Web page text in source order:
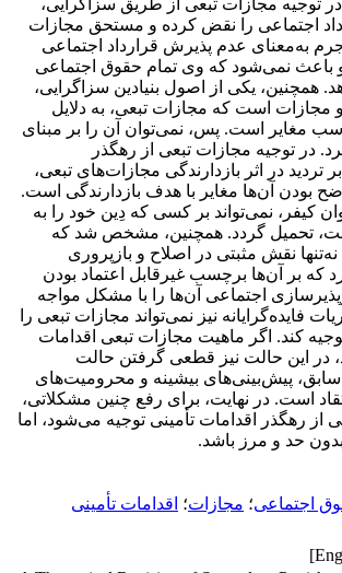
اجتماعی را نقض کرده و مستحق مجازات
به‌معنای عدم پذیرش قرارداد اجتماعی
باعث نمی‌شود که وی تمام حقوق اجتماعی
همچنین، یکی از اصول بنیادین سزاگرایی،
است که مجازات تبعی، به دلایل
مغایر است. پس، نمی‌توان آن را بر مبنای
در توجیه مجازات تبعی از رهگذر
تردید در اثر بازدارندگی مجازات‌های تبعی،
بودن آن‌ها مغایر با هدف بازدارندگی است.
کیفر، نمی‌تواند بر کسی که دِین خود را به
تحمیل گردد. همچنین، مشخص شد که
نقش مثبتی در اصلاح و بازپروری
که بر آن‌ها برچسب غیرقابل اعتماد بودن
اجتماعی آن‌ها را با مشکل مواجه
فایده‌گرایانه نیز نمی‌تواند مجازات تبعی را
کند. اگر ماهیت مجازات تبعی اقدامات
در این حالت نیز قطعی گرفتن حالت
پیش‌بینی‌های بیشینه و محرومیت‌های
است. در نهایت، برای رفع چنین مشکلاتی،
از رهگذر اقدامات تأمینی توجیه می‌شود، اما
بدون حد و مرز باشد.
اجتماعی؛ مجازات؛ اقدامات تأمینی